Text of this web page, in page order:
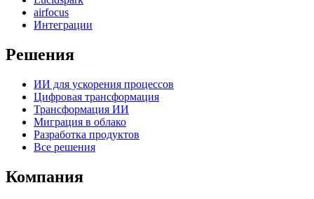
airfocus
Интеграции
Решения
ИИ для ускорения процессов
Цифровая трансформация
Трансформация ИИ
Миграция в облако
Разработка продуктов
Все решения
Компания